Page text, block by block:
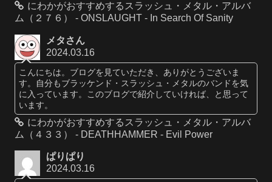
にわかがおすすめするスラッシュ・メタル・アルバ
ム（２７６） - ONSLAUGHT - In Search Of Sanity
メタさん
2024.03.16
こんにちは。ブログを見ていただき、ありがとうございま
す。自分もブラッケンド・スラッシュ・メタルのバンドを気
に入っています。このブログで紹介していければ、と思って
います。
にわかがおすすめするスラッシュ・メタル・アルバ
ム（４３３） - DEATHHAMMER - Evil Power
ぱりぱり
2024.03.16